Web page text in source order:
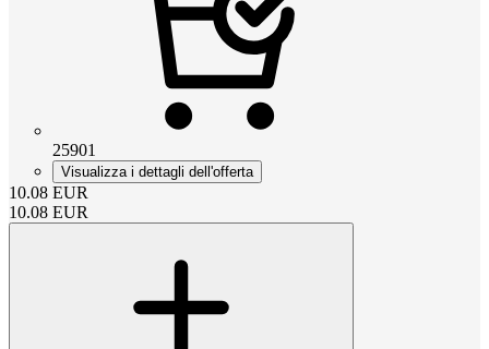
25901
Visualizza i dettagli dell'offerta
10.08 EUR
10.08 EUR